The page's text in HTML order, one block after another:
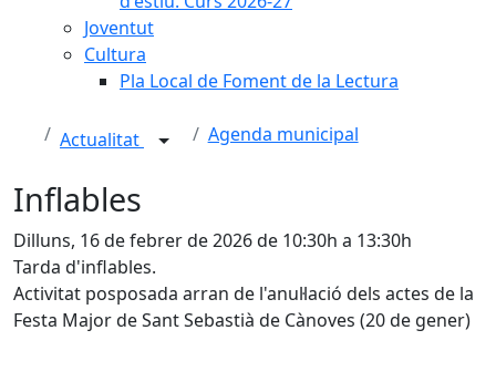
Joventut
Cultura
Pla Local de Foment de la Lectura
Actualitat Agenda municipal
Inflables
Dilluns, 16 de febrer de 2026 de 10:30h a 13:30h
Tarda d'inflables.
Activitat posposada arran de l'anul·lació dels actes de la
Festa Major de Sant Sebastià de Cànoves (20 de gener)